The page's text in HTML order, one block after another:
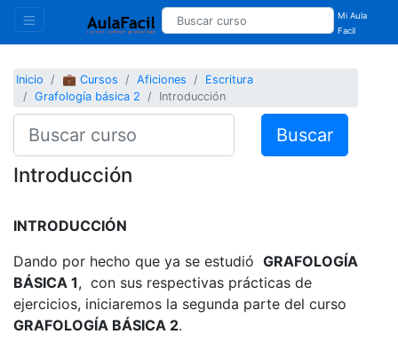
Mi Aula
Facil
Inicio 💼 Cursos Aficiones
Escritura
Grafología básica 2
Introducción
Buscar
Introducción
INTRODUCCIÓN
Dando por hecho que ya se estudió GRAFOLOGÍA
BÁSICA 1, con sus respectivas prácticas de
ejercicios, iniciaremos la segunda parte del curso
GRAFOLOGÍA BÁSICA 2.